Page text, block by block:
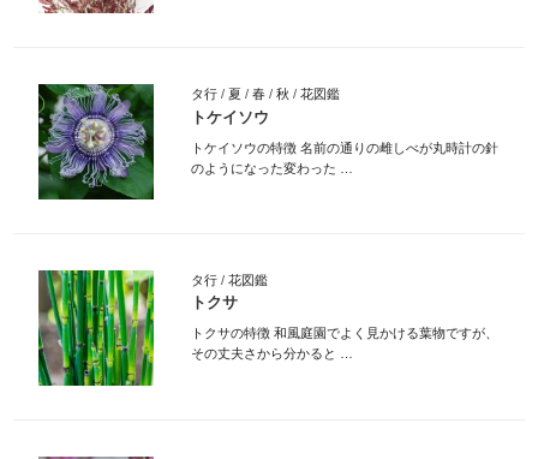
タ行/ 夏 / 春/ 秋 / 花図鑑
トケイソウ
トケイソウの特徴 名前の通りの雌しべが丸時計の針
のようになった変わった …
タ行/ 花図鑑
トクサ
トクサの特徴 和風庭園でよく見かける葉物ですが、
その丈夫さから分かると …